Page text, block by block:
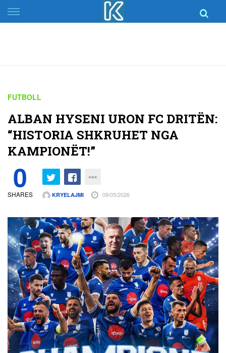
Skip
to
FUTBOLL
ALBAN HYSENI URON FC DRITËN:
“HISTORIA SHKRUHET NGA
KAMPIONËT!”
0
SHARES KRYELAJMI 09/05/2026